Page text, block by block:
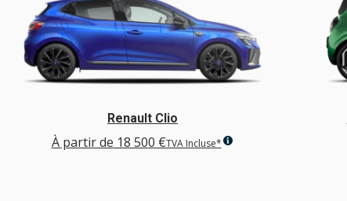
Renault Clio
À partir de 18 500 €TVA Incluse*